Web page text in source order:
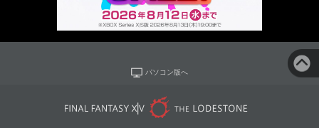
パソコン版へ